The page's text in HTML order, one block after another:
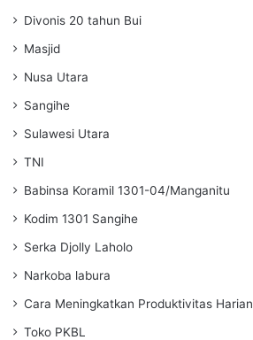
Divonis 20 tahun Bui
Masjid
Nusa Utara
Sangihe
Sulawesi Utara
TNI
Babinsa Koramil 1301-04/Manganitu
Kodim 1301 Sangihe
Serka Djolly Laholo
Narkoba labura
Cara Meningkatkan Produktivitas Harian
Toko PKBL